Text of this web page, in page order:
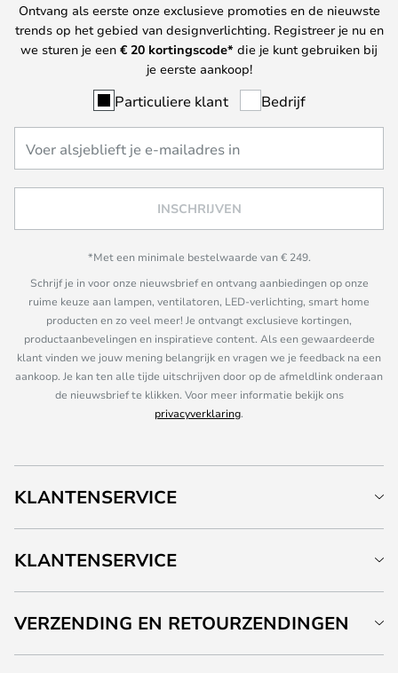
Ontvang als eerste onze exclusieve promoties en de nieuwste
trends op het gebied van designverlichting. Registreer je nu en
we sturen je een € 20 kortingscode* die je kunt gebruiken bij
je eerste aankoop!
Particuliere klant Bedrijf
INSCHRIJVEN
*Met een minimale bestelwaarde van € 249.
Schrijf je in voor onze nieuwsbrief en ontvang aanbiedingen op onze
ruime keuze aan lampen, ventilatoren, LED-verlichting, smart home
producten en zo veel meer! Je ontvangt exclusieve kortingen,
productaanbevelingen en inspiratieve content. Als een gewaardeerde
klant vinden we jouw mening belangrijk en vragen we je feedback na een
aankoop. Je kan ten alle tijde uitschrijven door op de afmeldlink onderaan
de nieuwsbrief te klikken. Voor meer informatie bekijk ons
privacyverklaring.
KLANTENSERVICE
KLANTENSERVICE
VERZENDING EN RETOURZENDINGEN